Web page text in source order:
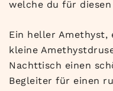
welche du für
Ein heller Amethyst,
kleine
Nachttisch einen
Begleiter für einen